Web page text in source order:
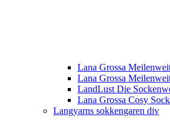
Lana Grossa
Lana Grossa
LandLust Die
Lana Grossa Cosy
Langyarns sokkengaren div